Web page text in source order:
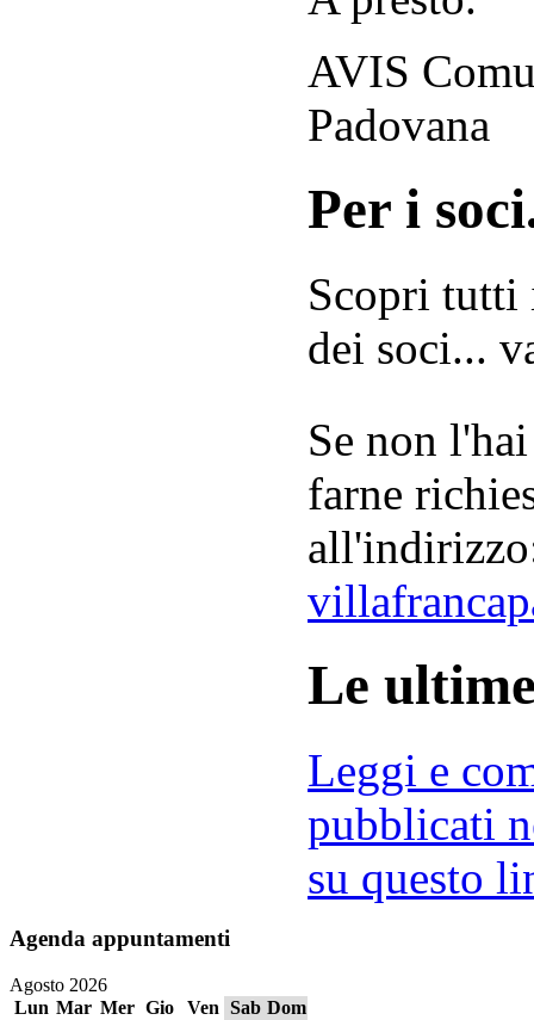
AVIS
Padovana
Per i
Scopri tutti
dei soci...
Se non
farne
Le
Leggi e
pubblicati
su questo
Agenda appuntamenti
Agosto 2026
Lun Mar Mer Gio Ven Sab Dom